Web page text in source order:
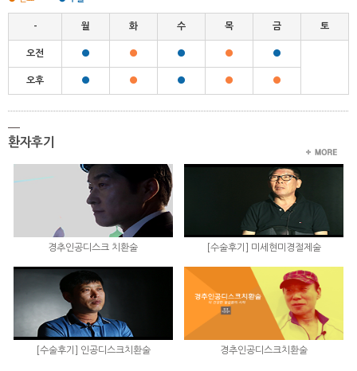
- 월 화 수 목 금 토
오전 ● ● ● ● ●
오후 ● ● ● ● ●
환자후기
경추인공디스크 치환술 [수술후기] 미세현미경절제술
[수술후기] 인공디스크치환술 경추인공디스크치환술